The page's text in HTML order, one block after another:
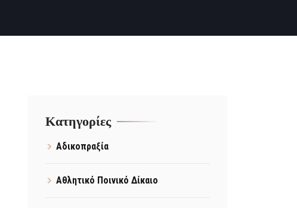
Kατηγορίες
Αδικοπραξία
Αθλητικό Ποινικό Δίκαιο